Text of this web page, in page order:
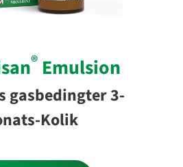
®Emulsion
gasbedingter 3-
Kolik